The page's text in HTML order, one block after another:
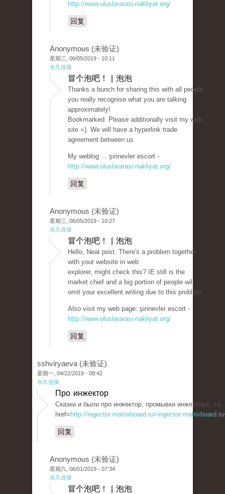
http://www.uluslararasi-nakliyat.org/
回复
Anonymous (未验证)
星期三, 06/05/2019 - 10:11
永久连接
冒个泡吧！ | 泡泡
Thanks a bunch for sharing this with all people
you really recognise what you are talking
approximately!
Bookmarked. Please additionally visit my web
site =). We will have a hyperlink trade
agreement between us
My weblog ... şirinevler escort -
http://www.uluslararasi-nakliyat.org/
回复
Anonymous (未验证)
星期三, 06/05/2019 - 10:27
永久连接
冒个泡吧！ | 泡泡
Hello, Neat post. There's a problem together
with your website in web
explorer, might check this? IE still is the
market chief and a big portion of people will
omit your excellent writing due to this problem.
Also visit my web page: şirinevler escort -
http://www.uluslararasi-nakliyat.org/
回复
sshviryaeva (未验证)
星期一, 04/22/2019 - 08:42
永久连接
Про инжектор
Сказки и были про инжектор, промывки инжектора. <a
href= http://
回复
Anonymous (未验证)
星期六, 06/01/2019 - 07:34
永久连接
冒个泡吧！ | 泡泡